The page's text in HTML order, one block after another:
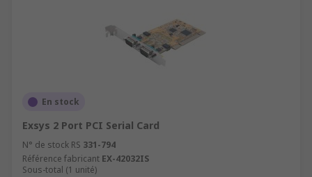
En stock
Exsys 2 Port PCI Serial Card
N° de stock RS 331-794
Référence fabricant EX-42032IS
Sous-total (1 unité)